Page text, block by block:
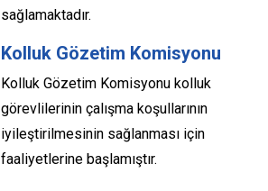
sağlamaktadır.
Kolluk Gözetim Komisyonu
Kolluk Gözetim Komisyonu kolluk
görevlilerinin çalışma koşullarının
iyileştirilmesinin sağlanması için
faaliyetlerine başlamıştır.